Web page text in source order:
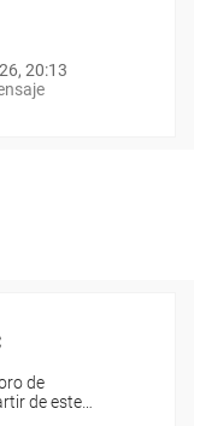
20:13
de
de este…